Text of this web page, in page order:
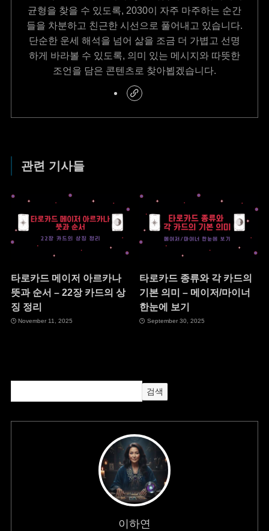
균형을 찾을 수 있도록, 2030이 자주 마주하는 순간
들을 차분하고 친근한 시선으로 풀어내고 있습니다.
단순한 운세 해석을 넘어 삶을 조금 더 가볍고 선명
하게 바라볼 수 있도록, 의미 있는 메시지와 따뜻한
조언을 담은 콘텐츠로 찾아뵙겠습니다.
관련 기사들
타로카드 메이저 아르카나
뜻과 순서 – 22장 카드의 상
징 정리
November 11, 2025
타로카드 종류와 각 카드의
기본 의미 – 메이저/마이너
한눈에 보기
September 30, 2025
검색
이하연